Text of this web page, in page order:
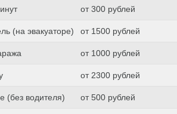
от 300 рублей
(на эвакуаторе) от 1500 рублей
от 1000 рублей
от 2300 рублей
(без водителя) от 500 рублей